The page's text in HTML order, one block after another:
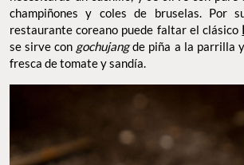
supuesto, en ningún restaurante coreano
Pollo Frito, que aquí se sirve con
y una ensalada híper fresca de tomate y